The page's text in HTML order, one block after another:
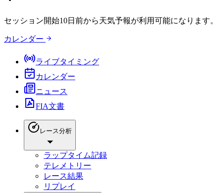
セッション開始10日前から天気予報が利用可能になります。
カレンダー
ライブタイミング
カレンダー
ニュース
FIA文書
レース分析
ラップタイム記録
テレメトリー
レース結果
リプレイ